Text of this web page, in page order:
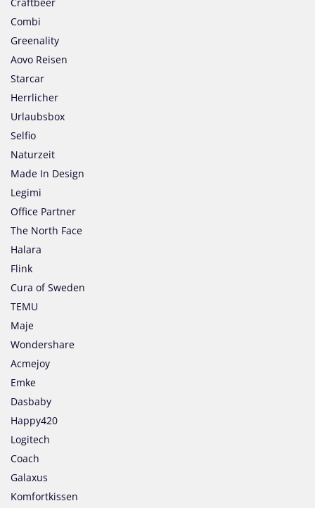
Combi
Greenality
Aovo Reisen
Starcar
Herrlicher
Urlaubsbox
Selfio
Naturzeit
Made In Design
Legimi
Office Partner
The North Face
Halara
Flink
Cura of Sweden
TEMU
Maje
Wondershare
Acmejoy
Emke
Dasbaby
Happy420
Logitech
Coach
Galaxus
Komfortkissen